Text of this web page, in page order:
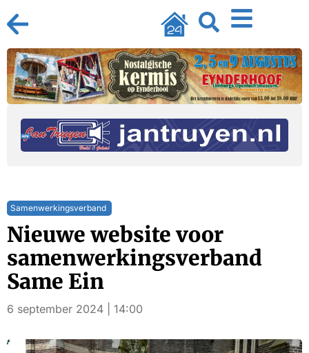
Samenwerkingsverband
Nieuwe website voor
samenwerkingsverband
Same Ein
6 september 2024 | 14:00